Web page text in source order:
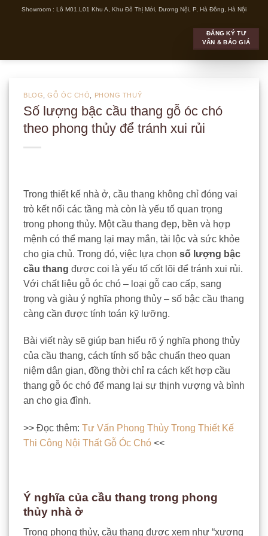
Showroom : Lô M01.L01 Khu A, Khu Đô Thị Mới, Dương Nội, P, Hà Đông, Hà Nội
ĐĂNG KÝ TƯ
VẤN & BÁO GIÁ
BLOG ,GỖ ÓC CHÓ PHONG THUỶ
Số lượng bậc cầu thang gỗ óc chó
theo phong thủy để tránh xui rủi
Trong thiết kế nhà ở, cầu thang không chỉ đóng vai
trò kết nối các tầng mà còn là yếu tố quan trọng
trong phong thủy. Một cầu thang đẹp, bền và hợp
mệnh có thể mang lại may mắn, tài lộc và sức khỏe
cho gia chủ. Trong đó, việc lựa chọn số lượng bậc
cầu thang được coi là yếu tố cốt lõi để tránh xui rủi.
Với chất liệu gỗ óc chó – loại gỗ cao cấp, sang
trọng và giàu ý nghĩa phong thủy – số bậc cầu thang
càng cần được tính toán kỹ lưỡng.
Bài viết này sẽ giúp bạn hiểu rõ ý nghĩa phong thủy
của cầu thang, cách tính số bậc chuẩn theo quan
niệm dân gian, đồng thời chỉ ra cách kết hợp cầu
thang gỗ óc chó để mang lại sự thịnh vượng và bình
an cho gia đình.
>> Đọc thêm: Tư Vấn Phong Thủy Trong Thiết Kế
Thi Công Nội Thất Gỗ Óc Chó <<
Ý nghĩa của cầu thang trong phong
thủy nhà ở
Trong phong thủy, cầu thang được xem như “xương